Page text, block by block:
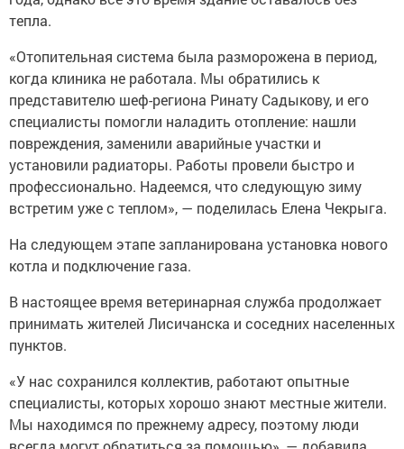
тепла.
«Отопительная система была разморожена в период,
когда клиника не работала. Мы обратились к
представителю шеф-региона Ринату Садыкову, и его
специалисты помогли наладить отопление: нашли
повреждения, заменили аварийные участки и
установили радиаторы. Работы провели быстро и
профессионально. Надеемся, что следующую зиму
встретим уже с теплом», — поделилась Елена Чекрыга.
На следующем этапе запланирована установка нового
котла и подключение газа.
В настоящее время ветеринарная служба продолжает
принимать жителей Лисичанска и соседних населенных
пунктов.
«У нас сохранился коллектив, работают опытные
специалисты, которых хорошо знают местные жители.
Мы находимся по прежнему адресу, поэтому люди